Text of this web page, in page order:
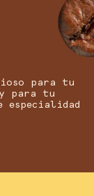
para tu
para tu